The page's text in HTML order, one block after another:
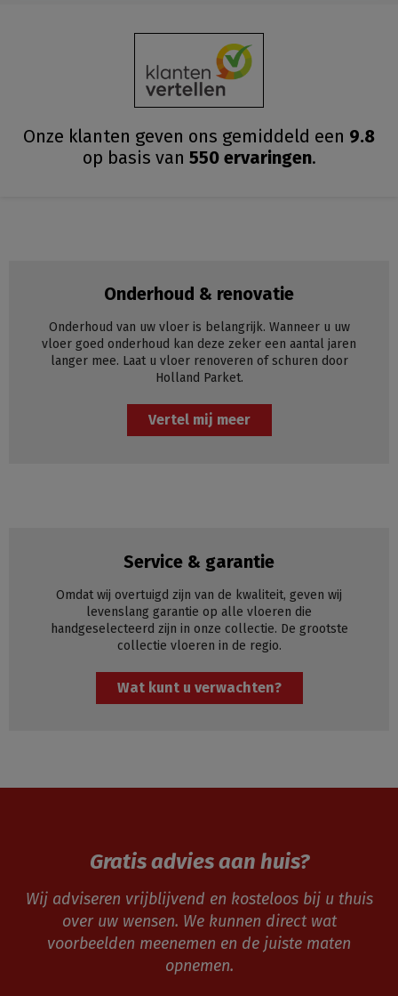
Onze klanten geven ons gemiddeld een 9.8
op basis van 550ervaringen.
Onderhoud & renovatie
Onderhoud van uw vloer is belangrijk. Wanneer u uw
vloer goed onderhoud kan deze zeker een aantal jaren
langer mee. Laat u vloer renoveren of schuren door
Holland Parket.
Vertel mij meer
Service & garantie
Omdat wij overtuigd zijn van de kwaliteit, geven wij
levenslang garantie op alle vloeren die
handgeselecteerd zijn in onze collectie. De grootste
collectie vloeren in de regio.
Wat kunt u verwachten?
Gratis advies aan huis?
Wij adviseren vrijblijvend en kosteloos bij u thuis
over uw wensen. We kunnen direct wat
voorbeelden meenemen en de juiste maten
opnemen.